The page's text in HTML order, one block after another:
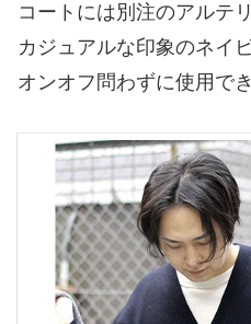
コートには別注のアルテ
カジュアルな印象のネイ
オンオフ問わずに使用でき